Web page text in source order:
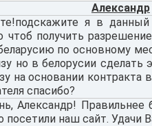
Александр
я в
чтоб получить
по основному
но в белорусии сделать
на основании
спасибо?
Александр! Правильнее
посетили наш сайт. Удачи